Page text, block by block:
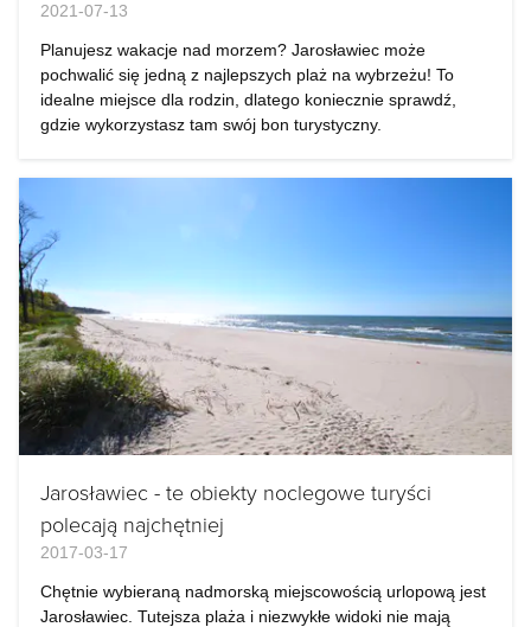
2021-07-13
Planujesz wakacje nad morzem? Jarosławiec może
pochwalić się jedną z najlepszych plaż na wybrzeżu! To
idealne miejsce dla rodzin, dlatego koniecznie sprawdź,
gdzie wykorzystasz tam swój bon turystyczny.
Jarosławiec - te obiekty noclegowe turyści
polecają najchętniej
2017-03-17
Chętnie wybieraną nadmorską miejscowością urlopową jest
Jarosławiec. Tutejsza plaża i niezwykłe widoki nie mają